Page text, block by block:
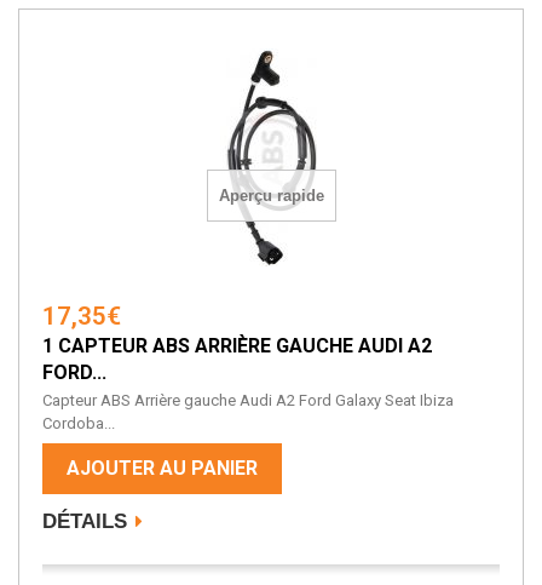
Aperçu rapide
17,35€
1 CAPTEUR ABS ARRIÈRE GAUCHE AUDI A2
FORD...
Capteur ABS Arrière gauche Audi A2 Ford Galaxy Seat Ibiza
Cordoba...
AJOUTER AU PANIER
DÉTAILS